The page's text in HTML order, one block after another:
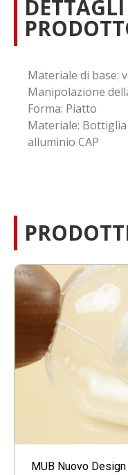
Materiale di base:
Manipolazione
Forma: Piatto
Materiale:
alluminio CAP
MUB Nuovo